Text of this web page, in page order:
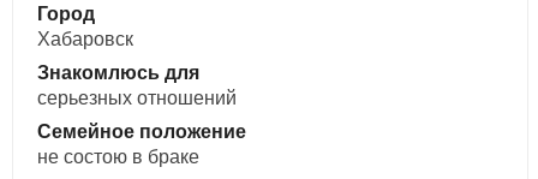
Город
Хабаровск
Знакомлюсь для
cерьезных отношений
Семейное положение
не состою в браке